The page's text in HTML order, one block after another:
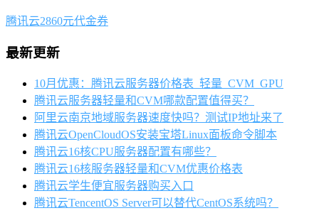
腾讯云2860元代金券
最新更新
10月优惠：腾讯云服务器价格表_轻量_CVM_GPU
腾讯云服务器轻量和CVM哪款配置值得买？
阿里云南京地域服务器速度快吗？测试IP地址来了
腾讯云OpenCloudOS安装宝塔Linux面板命令脚本
腾讯云16核CPU服务器配置有哪些？
腾讯云16核服务器轻量和CVM优惠价格表
腾讯云学生便宜服务器购买入口
腾讯云TencentOS Server可以替代CentOS系统吗？